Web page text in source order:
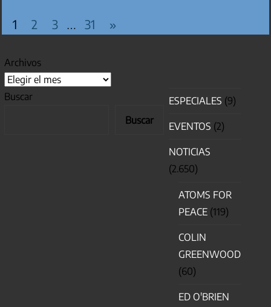
PAGINACIÓN DE ENTRADAS
1 2 3 … 31
Entradas
»
Archivos
Buscar
Buscar
ESPECIALES (9)
EVENTOS (2)
NOTICIAS
(2.650)
ATOMS FOR
PEACE (119)
COLIN
GREENWOOD
(60)
ED O'BRIEN